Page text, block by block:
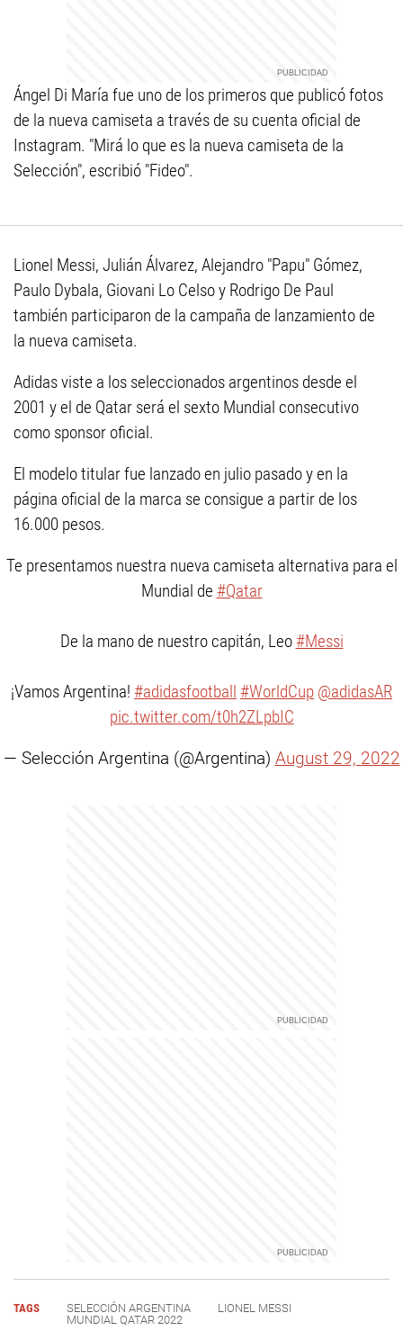
Ángel Di María fue uno de los primeros que publicó fotos
de la nueva camiseta a través de su cuenta oficial de
Instagram. "Mirá lo que es la nueva camiseta de la
Selección", escribió "Fideo".
Lionel Messi, Julián Álvarez, Alejandro "Papu" Gómez,
Paulo Dybala, Giovani Lo Celso y Rodrigo De Paul
también participaron de la campaña de lanzamiento de
la nueva camiseta.
Adidas viste a los seleccionados argentinos desde el
2001 y el de Qatar será el sexto Mundial consecutivo
como sponsor oficial.
El modelo titular fue lanzado en julio pasado y en la
página oficial de la marca se consigue a partir de los
16.000 pesos.
Te presentamos nuestra nueva camiseta alternativa para el
Mundial de #Qatar
De la mano de nuestro capitán, Leo #Messi
¡Vamos Argentina! #adidasfootball #WorldCup @adidasAR
pic.twitter.com/t0h2ZLpbIC
— Selección Argentina (@Argentina) August 29, 2022
TAGS SELECCIÓN ARGENTINA
LIONEL MESSI
MUNDIAL QATAR 2022